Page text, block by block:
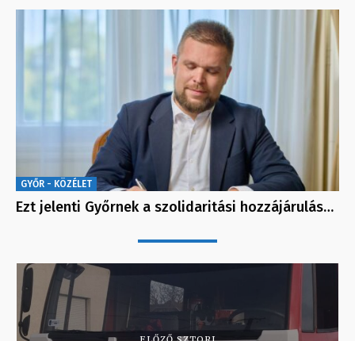
GYŐR - KÖZÉLET
Ezt jelenti Győrnek a szolidaritási hozzájárulás…